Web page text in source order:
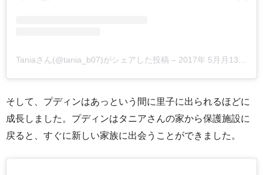
Taniaさん(@tania_b07)がシェアした投稿 – 2017年 5月月13日午前12時49分PDT
そして、プディンはあっという間に里子に出られるほどに
成長しました。プディンはタニアさんの家から保護施設に
戻ると、すぐに新しい家族に出会うことができました。